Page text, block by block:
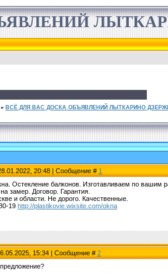
» ВСЁ ДЛЯ ВАС ДОСКА ОБЪЯВЛЕНИЙ ЛЫТКАРИНО
20:48 | Сообщение # 1
Остекление балконов. Изготавливаем по вашим
замер. Договор. Гарантия.
и области. Не дорого. Качественные.
19 http://plastikovie.wixsite.com/okna
15:34 | Сообщение # 2